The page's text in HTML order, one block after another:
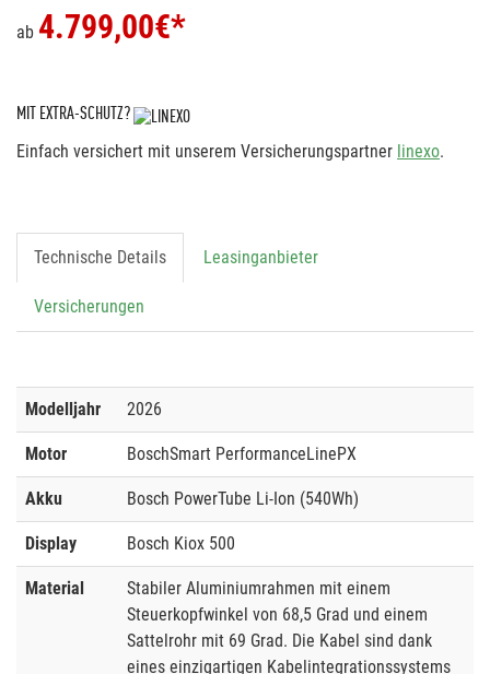
ab 4.799,00€*
MIT EXTRA-SCHUTZ?
Einfach versichert mit unserem Versicherungspartner linexo.
Technische Details Leasinganbieter
Versicherungen
Modelljahr 2026
Motor BoschSmart PerformanceLinePX
Akku Bosch PowerTube Li-Ion (540Wh)
Display Bosch Kiox 500
Material
Stabiler Aluminiumrahmen mit einem
Steuerkopfwinkel von 68,5 Grad und einem
Sattelrohr mit 69 Grad. Die Kabel sind dank
eines einzigartigen Kabelintegrationssystems